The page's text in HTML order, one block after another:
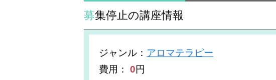
募集停止の講座情報
ジャンル ： アロマテラピー
費用： 0円